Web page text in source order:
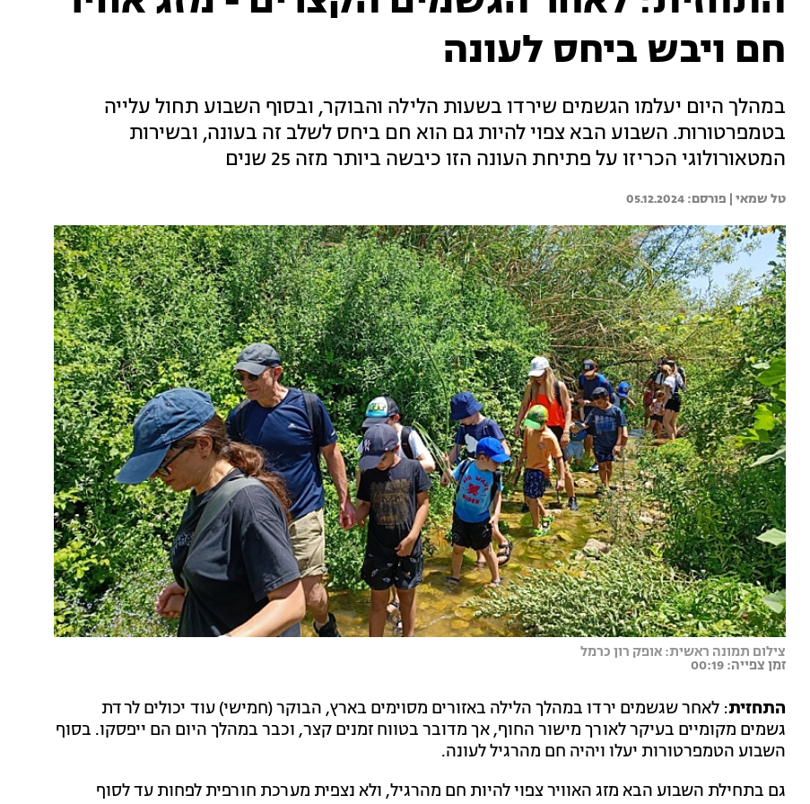
חם ויבש ביחס לעונה
במהלך היום יעלמו הגשמים שירדו בשעות הלילה והבוקר, ובסוף השבוע תחול עלייה
בטמפרטורות. השבוע הבא צפוי להיות גם הוא חם ביחס לשלב זה בעונה, ובשירות
המטאורולוגי הכריזו על פתיחת העונה הזו כיבשה ביותר מזה 25 שנים
טל שמאי | 05.12.2024
צילום תמונה ראשית: אופק רון כרמל
זמן צפייה: 00:19
התחזית: לאחר שגשמים ירדו במהלך הלילה באזורים מסוימים בארץ, הבוקר (חמישי) עוד יכולים לרדת
גשמים מקומיים בעיקר לאורך מישור החוף, אך מדובר בטווח זמנים קצר, וכבר במהלך היום הם ייפסקו. בסוף
השבוע הטמפרטורות יעלו ויהיה חם מהרגיל לעונה.
גם בתחילת השבוע הבא מזג האוויר צפוי להיות חם מהרגיל, ולא נצפית מערכת חורפית לפחות עד לסוף